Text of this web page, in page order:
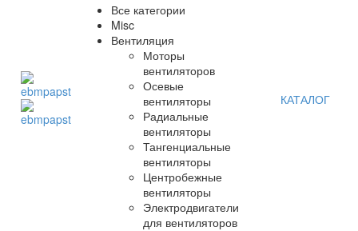
Все категории
Misc
Вентиляция
Моторы
вентиляторов
Осевые
вентиляторы
Радиальные
вентиляторы
Тангенциальные
вентиляторы
Центробежные
вентиляторы
Электродвигатели
для вентиляторов
КАТАЛОГ